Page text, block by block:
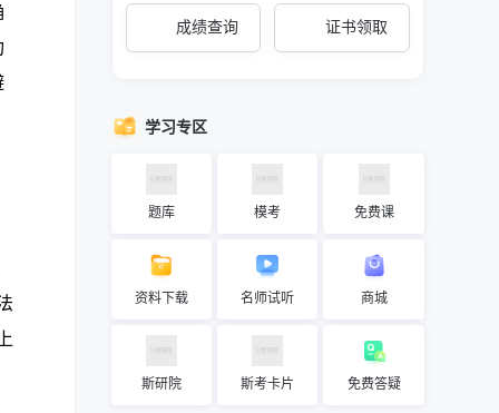
成绩查询 证书领取
学习专区
题库 模考 免费课
资料下载 名师试听 商城
斯研院 斯考卡片 免费答疑